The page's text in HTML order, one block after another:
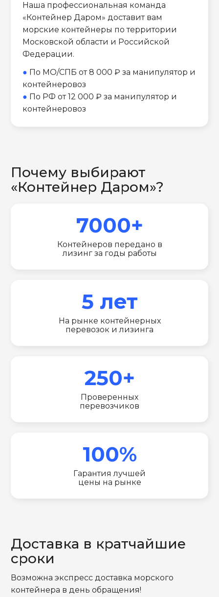
Наша профессиональная команда
«Контейнер Даром» доставит вам
морские контейнеры по территории
Московской области и Российской
Федерации.
● По МО/СПБ от 8 000 ₽ за манипулятор и
контейнеровоз
● По РФ от 12 000 ₽ за манипулятор и
контейнеровоз
Почему выбирают
«Контейнер Даром»?
7000+
Контейнеров передано в
лизинг за годы работы
5 лет
На рынке контейнерных
перевозок и лизинга
250+
Проверенных
перевозчиков
100%
Гарантия лучшей
цены на рынке
Доставка в кратчайшие
сроки
Возможна экспресс доставка морского
контейнера в день обращения!